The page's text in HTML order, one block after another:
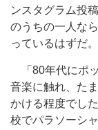
ンスタグラム投
のうちの一人な
っているはずだ。
「80年代にポ
音楽に触れ、た
かける程度でし
校でパラソーシ